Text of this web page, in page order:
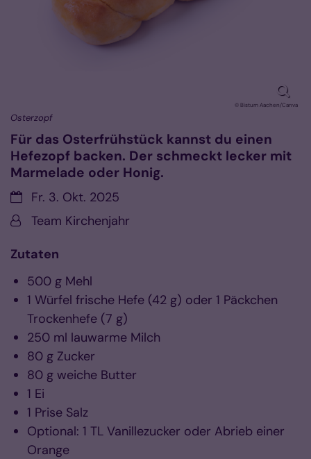
© Bistum Aachen/Canva
Osterzopf
Für das Osterfrühstück kannst du einen
Hefezopf backen. Der schmeckt lecker mit
Marmelade oder Honig.
Datum:Fr. 3. Okt. 2025
Von:Team Kirchenjahr
Zutaten
500 g Mehl
1 Würfel frische Hefe (42 g) oder 1 Päckchen
Trockenhefe (7 g)
250 ml lauwarme Milch
80 g Zucker
80 g weiche Butter
1 Ei
1 Prise Salz
Optional: 1 TL Vanillezucker oder Abrieb einer
Orange